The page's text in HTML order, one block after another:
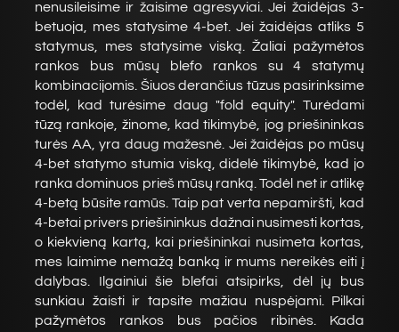
nenusileisime ir žaisime agresyviai. Jei žaidėjas 3-
betuoja, mes statysime 4-bet. Jei žaidėjas atliks 5
statymus, mes statysime viską. Žaliai pažymėtos
rankos bus mūsų blefo rankos su 4 statymų
kombinacijomis. Šiuos derančius tūzus pasirinksime
todėl, kad turėsime daug "fold equity". Turėdami
tūzą rankoje, žinome, kad tikimybė, jog priešininkas
turės AA, yra daug mažesnė. Jei žaidėjas po mūsų
4-bet statymo stumia viską, didelė tikimybė, kad jo
ranka dominuos prieš mūsų ranką. Todėl net ir atlikę
4-betą būsite ramūs. Taip pat verta nepamiršti, kad
4-betai privers priešininkus dažnai nusimesti kortas,
o kiekvieną kartą, kai priešininkai nusimeta kortas,
mes laimime nemažą banką ir mums nereikės eiti į
dalybas. Ilgainiui šie blefai atsipirks, dėl jų bus
sunkiau žaisti ir tapsite mažiau nuspėjami. Pilkai
pažymėtos rankos bus pačios ribinės. Kada